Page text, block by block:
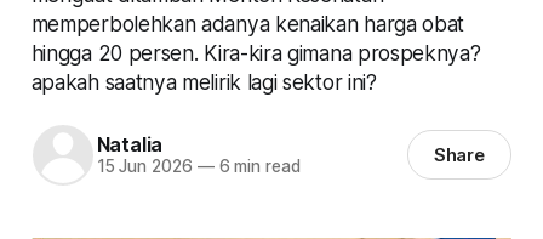
memperbolehkan adanya kenaikan harga obat
hingga 20 persen. Kira-kira gimana prospeknya?
apakah saatnya melirik lagi sektor ini?
Natalia
15 Jun 2026 —6 min read Share